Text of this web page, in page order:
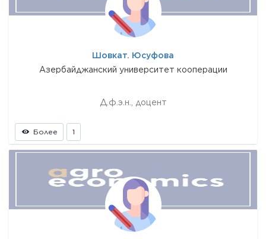
Шовкат. Юсуфова
Азербайджанский университет кооперации
Д.ф.э.н., доцент
Более 1